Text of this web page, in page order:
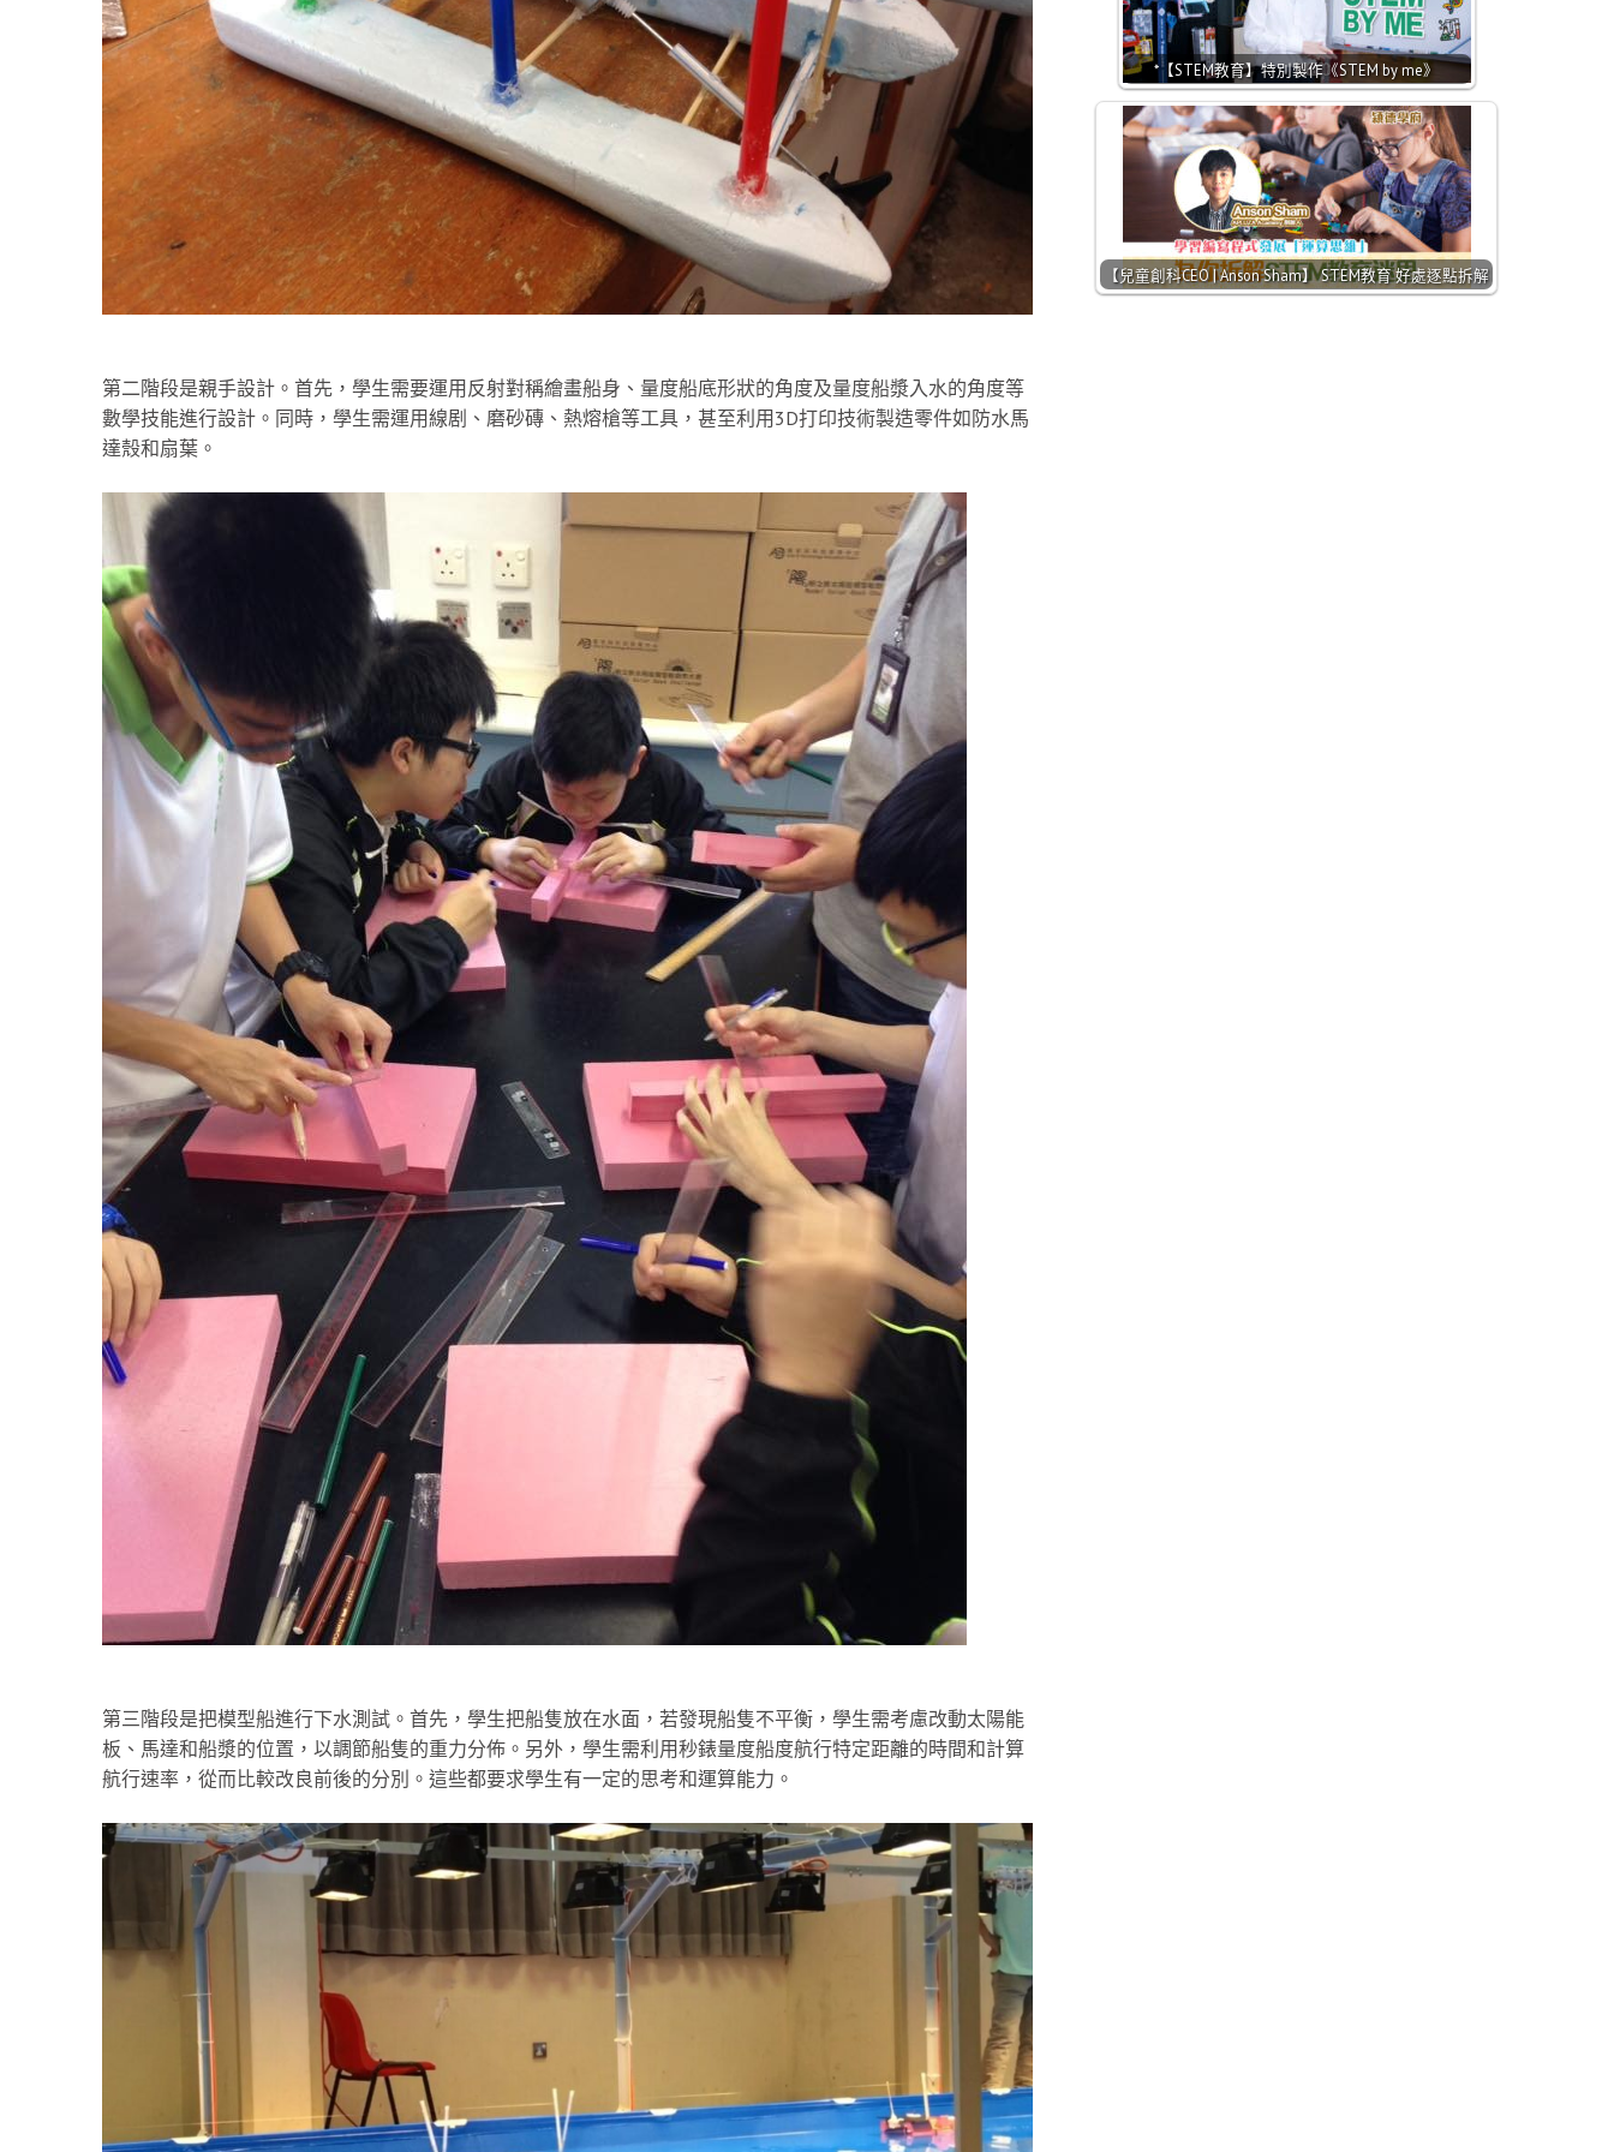
第二階段是親手設計。首先，學生需要運用反射對稱繪畫船身、量度船底形狀的角度及量度船漿入水的角度等
數學技能進行設計。同時，學生需運用線剧、磨砂磚、熱熔槍等工具，甚至利用3D打印技術製造零件如防水馬
達殼和扇葉。
第三階段是把模型船進行下水測試。首先，學生把船隻放在水面，若發現船隻不平衡，學生需考慮改動太陽能
板、馬達和船漿的位置，以調節船隻的重力分佈。另外，學生需利用秒錶量度船度航行特定距離的時間和計算
航行速率，從而比較改良前後的分別。這些都要求學生有一定的思考和運算能力。
*【STEM教育】特別製作《STEM by me》
【兒童創科CEO | Anson Sham】 STEM教育 好處逐點拆解